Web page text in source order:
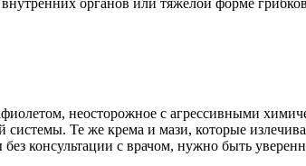
неосторожное с агрессивными
Те же крема и мази, которые
консультации с врачом, нужно быть